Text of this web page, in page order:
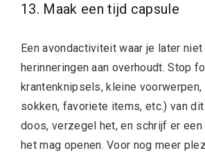
13. Maak een tijd capsule
Een avondactiviteit waar je later
herinneringen aan overhoudt. Stop
krantenknipsels, kleine voorwerpen,
sokken, favoriete items, etc.) van
doos, verzegel het, en schrijf er een
het mag openen. Voor nog meer